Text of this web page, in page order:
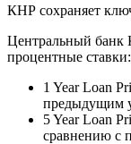
КНР сохраняет
Центральный банк
процентные ставки:
1 Year Loan
предыдущим
5 Year Loan
сравнению с